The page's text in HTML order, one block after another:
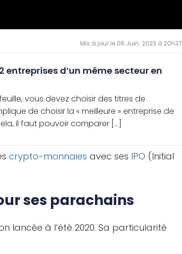
Mis à jour le 06 Juin. 2023 à 20h37
entreprises d’un même secteur en
vous devez choisir des titres de
de choisir la « meilleure » entreprise de
il faut pouvoir comparer [...]
crypto-monnaies avec ses IPO (Initial
ses parachains
lancée à l’été 2020. Sa particularité